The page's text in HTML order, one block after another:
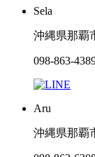
Sela
沖縄県那覇
098-863-
Aru
沖縄県那覇